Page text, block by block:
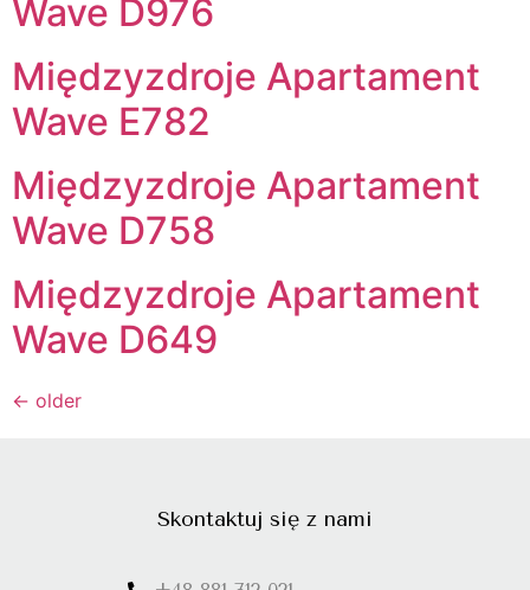
Wave D976
Międzyzdroje Apartament
Wave E782
Międzyzdroje Apartament
Wave D758
Międzyzdroje Apartament
Wave D649
← older
Skontaktuj się z nami